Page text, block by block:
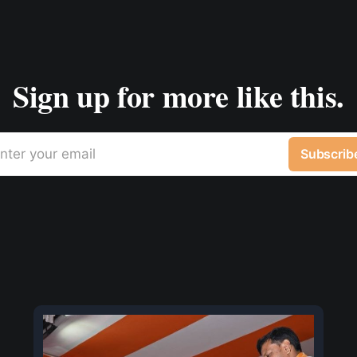
Sign up for more like this.
your email